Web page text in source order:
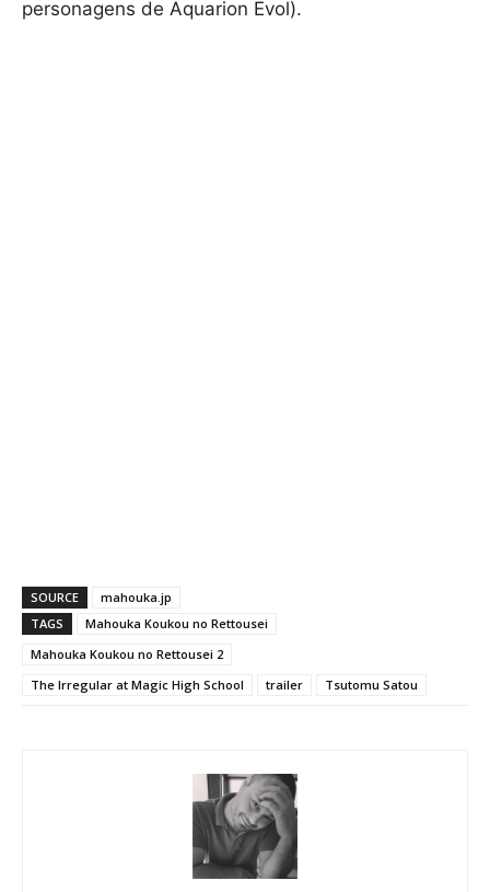
personagens de Aquarion Evol).
SOURCE
mahouka.jp
TAGS
Mahouka Koukou no Rettousei
Mahouka Koukou no Rettousei 2
The Irregular at Magic High School
trailer Tsutomu Satou